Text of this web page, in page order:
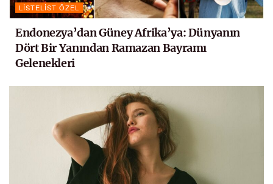
LISTELIST ÖZEL
Endonezya’dan Güney Afrika’ya: Dünyanın
Dört Bir Yanından Ramazan Bayramı
Gelenekleri